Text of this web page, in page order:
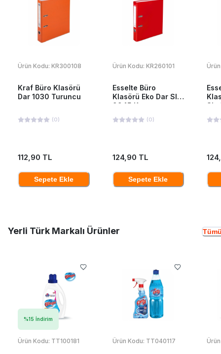
Ürün Kodu: KR300108
Kraf Büro Klasörü
Dar 1030 Turuncu
(0)
112,90 TL
Sepete Ekle
Ürün Kodu: KR260101
Esselte Büro
Klasörü Eko Dar Slt-
9945 Kırmızı
(0)
124,90 TL
Sepete Ekle
Slt-
Yerli Türk Markalı Ürünler
%15 İndirim
Ürün Kodu: TT100181 Ürün Kodu: TT040117